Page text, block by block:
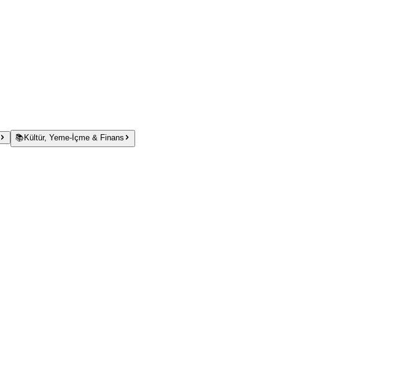
📚 Kültür, Yeme-İçme & Finans